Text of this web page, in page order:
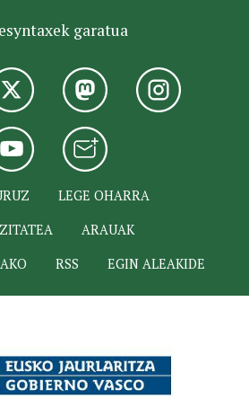
garatua
LEGE OHARRA
ARAUAK
RSS EGIN ALEAKIDE